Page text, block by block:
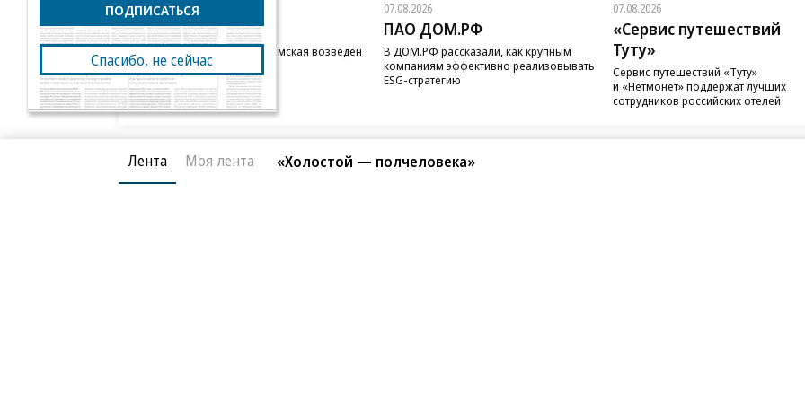
07.08.2026
STONE
Бизнес-центр STONE Римская возведен
в полную высоту
07.08.2026
ПАО ДОМ.РФ
В ДОМ.РФ рассказали, как крупным
компаниям эффективно реализовывать
ESG-стратегию
07.08.2026
«Сервис путешествий
Туту»
Сервис путешествий «Туту»
и «Нетмонет» поддержат лучших
сотрудников российских отелей
Лента Моя лента «Холостой — полчеловека»
ПОДПИСАТЬСЯ
Спасибо, не сейчас